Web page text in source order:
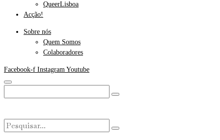
QueerLisboa
Acção!
Sobre nós
Quem Somos
Colaboradores
Facebook-f Instagram Youtube